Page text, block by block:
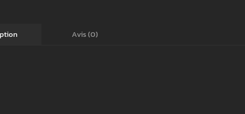
Avis (0)